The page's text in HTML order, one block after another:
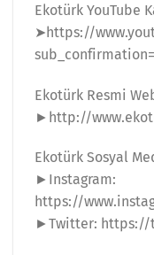
Ekotürk YouTube
➤https://
Ekotürk Resmi
►http://
Ekotürk Sosyal
►Instagram:
https://
►Twitter: https://